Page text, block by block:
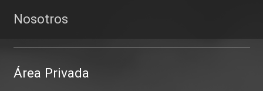
Nosotros
Área Privada